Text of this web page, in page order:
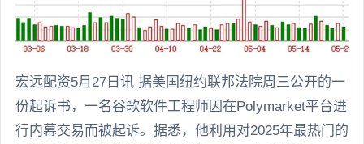
宏远配资5月27日讯 据美国纽约联邦法院周三公开的一
份起诉书，一名谷歌软件工程师因在Polymarket平台进
行内幕交易而被起诉。据悉，他利用对2025年最热门的